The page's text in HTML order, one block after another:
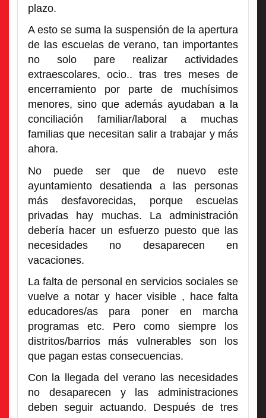
plazo.
A esto se suma la suspensión de la apertura
de las escuelas de verano, tan importantes
no solo pare realizar actividades
extraescolares, ocio.. tras tres meses de
encerramiento por parte de muchísimos
menores, sino que además ayudaban a la
conciliación familiar/laboral a muchas
familias que necesitan salir a trabajar y más
ahora.
No puede ser que de nuevo este
ayuntamiento desatienda a las personas
más desfavorecidas, porque escuelas
privadas hay muchas. La administración
debería hacer un esfuerzo puesto que las
necesidades no desaparecen en
vacaciones.
La falta de personal en servicios sociales se
vuelve a notar y hacer visible , hace falta
educadores/as para poner en marcha
programas etc. Pero como siempre los
distritos/barrios más vulnerables son los
que pagan estas consecuencias.
Con la llegada del verano las necesidades
no desaparecen y las administraciones
deben seguir actuando. Después de tres